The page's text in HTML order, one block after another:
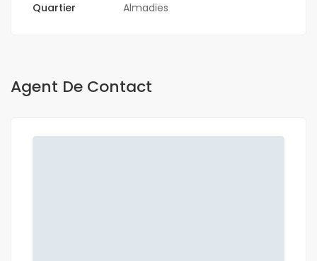
Quartier
Almadies
Agent De Contact